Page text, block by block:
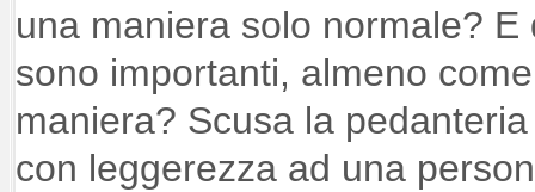
una maniera solo normale?
sono importanti, almeno
maniera? Scusa la
con leggerezza ad una